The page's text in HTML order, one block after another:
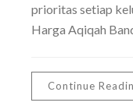
prioritas setiap
Harga Aqiqah
Continue